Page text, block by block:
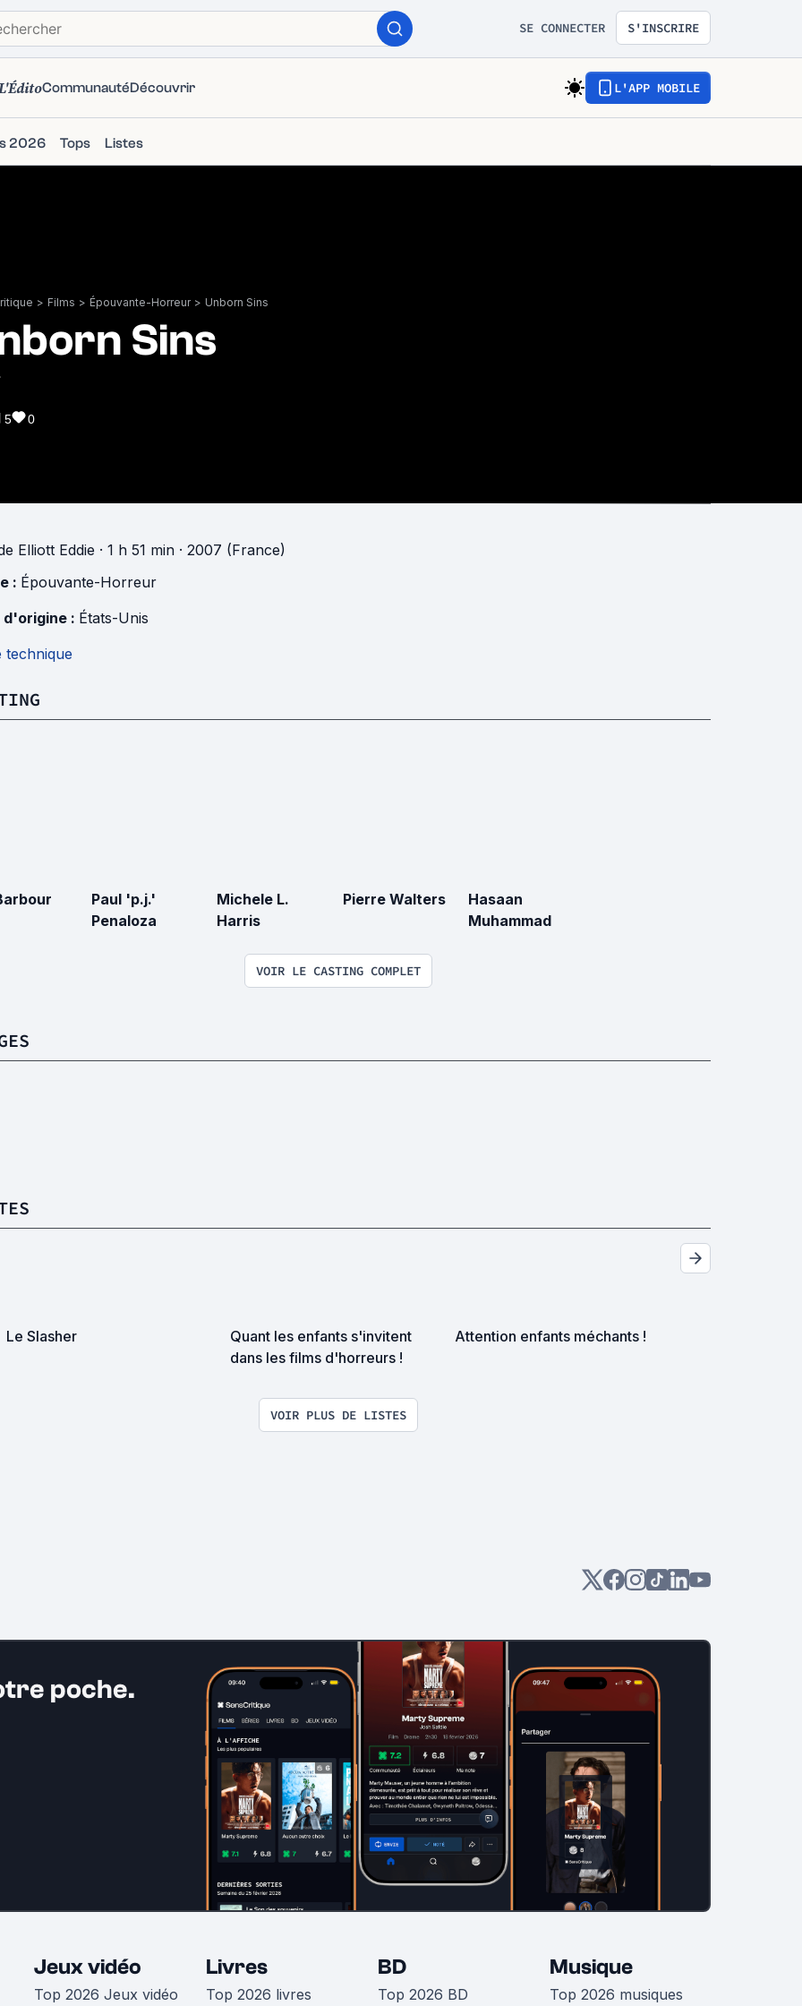
SE CONNECTER S'INSCRIRE
CommunautéDécouvrir L'APP MOBILE
2026 Tops Listes
> Films > Épouvante-Horreur > Unborn Sins
Sins
5 0
Elliott Eddie · 1 h 51 min · 2007 (France)
: Épouvante-Horreur
d'origine : États-Unis
technique
Paul 'p.j.'
Penaloza
Michele L.
Harris
Pierre Walters
Hasaan
Muhammad
VOIR LE CASTING COMPLET
Le Slasher
Quant les enfants s'invitent
dans les films d'horreurs !
Attention enfants méchants !
VOIR PLUS DE LISTES
poche.
Jeux vidéo
Top 2026 Jeux vidéo
Livres
Top 2026 livres
BD
Top 2026 BD
Musique
Top 2026 musiques